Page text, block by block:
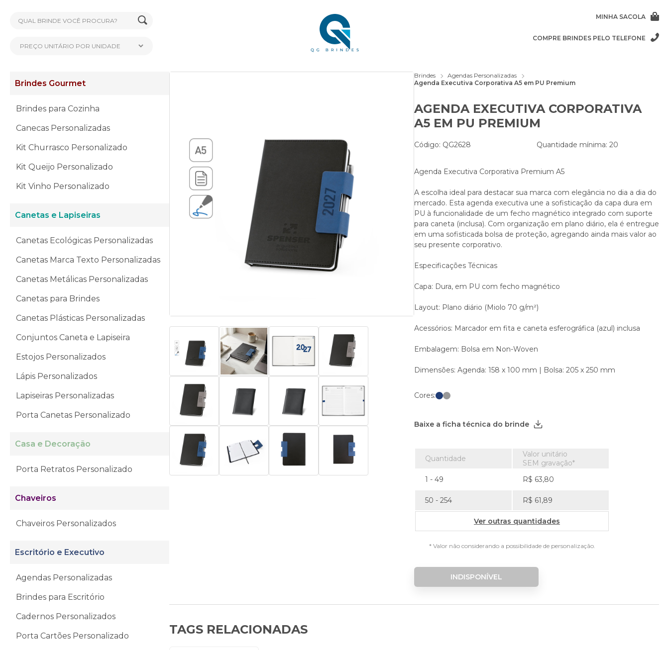
MINHA SACOLA
COMPRE BRINDES PELO TELEFONE
Brindes Gourmet
Brindes para Cozinha
Canecas Personalizadas
Kit Churrasco Personalizado
Kit Queijo Personalizado
Kit Vinho Personalizado
Canetas e Lapiseiras
Canetas Ecológicas Personalizadas
Canetas Marca Texto Personalizadas
Canetas Metálicas Personalizadas
Canetas para Brindes
Canetas Plásticas Personalizadas
Conjuntos Caneta e Lapiseira
Estojos Personalizados
Lápis Personalizados
Lapiseiras Personalizadas
Porta Canetas Personalizado
Casa e Decoração
Porta Retratos Personalizado
Chaveiros
Chaveiros Personalizados
Escritório e Executivo
Agendas Personalizadas
Brindes para Escritório
Cadernos Personalizados
Porta Cartões Personalizado
Brindes
Agendas Personalizadas
Agenda Executiva Corporativa A5 em PU Premium
AGENDA EXECUTIVA CORPORATIVA
A5 EM PU PREMIUM
Código: QG2628 Quantidade mínima: 20
Agenda Executiva Corporativa Premium A5
A escolha ideal para destacar sua marca com elegância no dia a dia do
mercado. Esta agenda executiva une a sofisticação da capa dura em
PU à funcionalidade de um fecho magnético integrado com suporte
para caneta (inclusa). Com organização em plano diário, ela é entregue
em uma sofisticada bolsa de proteção, agregando ainda mais valor ao
seu presente corporativo.
Especificações Técnicas
Capa: Dura, em PU com fecho magnético
Layout: Plano diário (Miolo 70 g/m²)
Acessórios: Marcador em fita e caneta esferográfica (azul) inclusa
Embalagem: Bolsa em Non-Woven
Dimensões: Agenda: 158 x 100 mm | Bolsa: 205 x 250 mm
Cores:
Baixe a ficha técnica do brinde
Quantidade
Valor unitário
SEM gravação*
1 - 49
R$ 63,80
50 - 254 R$ 61,89
Ver outras quantidades
* Valor não considerando a possibilidade de personalização.
INDISPONÍVEL
TAGS RELACIONADAS